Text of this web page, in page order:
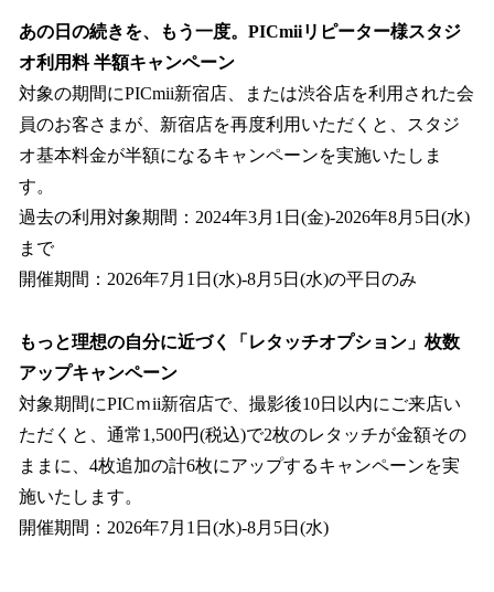
あの日の続きを、もう一度。PICmiiリピーター様スタジ
オ利用料 半額キャンペーン
対象の期間にPICmii新宿店、または渋谷店を利用された会
員のお客さまが、新宿店を再度利用いただくと、スタジ
オ基本料金が半額になるキャンペーンを実施いたしま
す。
過去の利用対象期間：2024年3月1日(金)-2026年8月5日(水)
まで
開催期間：2026年7月1日(水)‐8月5日(水)の平日のみ
もっと理想の自分に近づく「レタッチオプション」枚数
アップキャンペーン
対象期間にPICｍii新宿店で、撮影後10日以内にご来店い
ただくと、通常1,500円(税込)で2枚のレタッチが金額その
ままに、4枚追加の計6枚にアップするキャンペーンを実
施いたします。
開催期間：2026年7月1日(水)-8月5日(水)